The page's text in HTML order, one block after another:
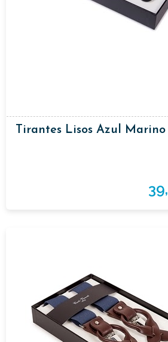
Tirantes Lisos Azul Marino
39,